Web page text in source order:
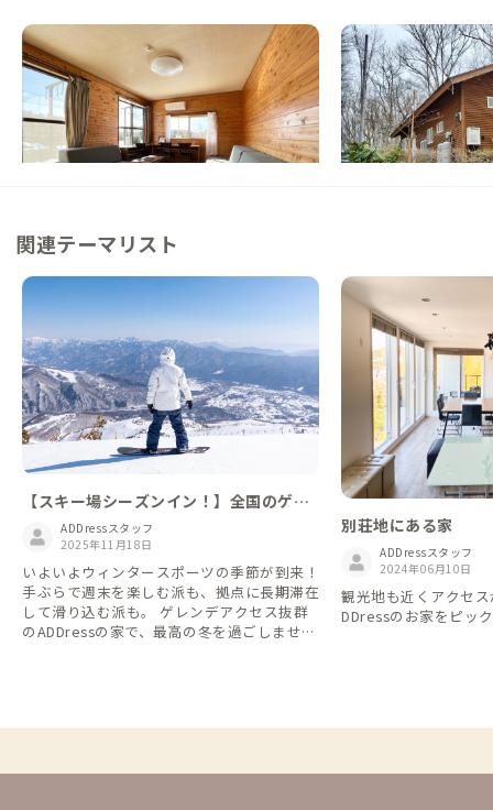
那須B邸
栃木県 戸建て
【北関東の別荘/リゾート地】那須の別荘
地、生活も観光も便利な家
この家からの距離 1km
那須D邸
栃木県 戸建て
【まるっと貸切専用
半、犬も同伴可能な家
この家からの距離 12km
関連テーマリスト
【スキー場シーズンイン！】全国のゲレ
ンデに近い家
ADDressスタッフ
2025年11月18日
いよいよウィンタースポーツの季節が到来！
手ぶらで週末を楽しむ派も、拠点に長期滞在
して滑り込む派も。 ゲレンデアクセス抜群
のADDressの家で、最高の冬を過ごしません
別荘地にある家
ADDressスタッフ
2024年06月10日
観光地も近くアクセ
DDressのお家をピッ